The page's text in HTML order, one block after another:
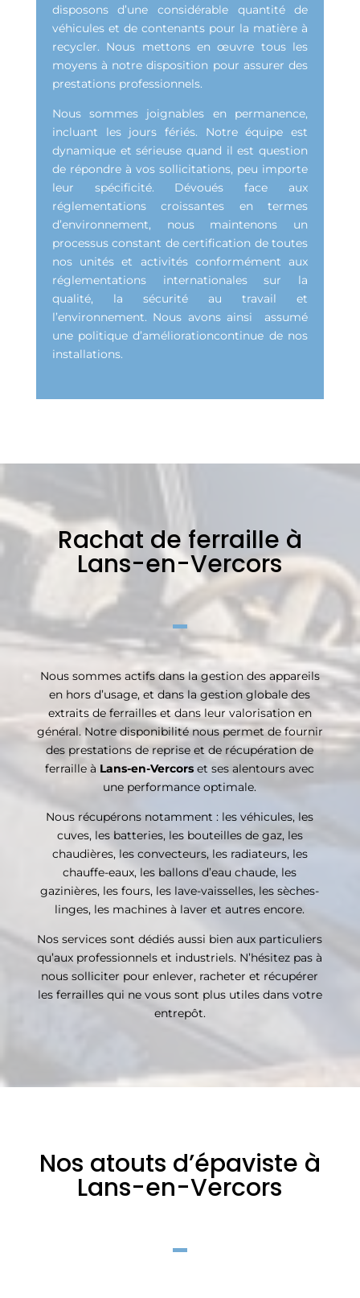
disposons d’une considérable quantité de
véhicules et de contenants pour la matière à
recycler. Nous mettons en œuvre tous les
moyens à notre disposition pour assurer des
prestations professionnels.
Nous sommes joignables en permanence,
incluant les jours fériés. Notre équipe est
dynamique et sérieuse quand il est question
de répondre à vos sollicitations, peu importe
leur spécificité. Dévoués face aux
réglementations croissantes en termes
d’environnement, nous maintenons un
processus constant de certification de toutes
nos unités et activités conformément aux
réglementations internationales sur la
qualité, la sécurité au travail et
l’environnement. Nous avons ainsi assumé
une politique d’améliorationcontinue de nos
installations.
Rachat de ferraille à
Lans-en-Vercors
Nous sommes actifs dans la gestion des appareils
en hors d’usage, et dans la gestion globale des
extraits de ferrailles et dans leur valorisation en
général. Notre disponibilité nous permet de fournir
des prestations de reprise et de récupération de
ferraille à Lans-en-Vercors et ses alentours avec
une performance optimale.
Nous récupérons notamment : les véhicules, les
cuves, les batteries, les bouteilles de gaz, les
chaudières, les convecteurs, les radiateurs, les
chauffe-eaux, les ballons d’eau chaude, les
gazinières, les fours, les lave-vaisselles, les sèches-
linges, les machines à laver et autres encore.
Nos services sont dédiés aussi bien aux particuliers
qu’aux professionnels et industriels. N’hésitez pas à
nous solliciter pour enlever, racheter et récupérer
les ferrailles qui ne vous sont plus utiles dans votre
entrepôt.
Nos atouts d’épaviste à
Lans-en-Vercors